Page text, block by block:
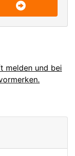
melden und bei